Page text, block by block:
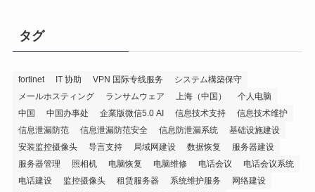
タグ
fortinet IT 协助 VPN 国际专线服务
システム構築保守
メールホスティング
ランサムウェア 上海（中国）
个人电脑
中国
中国办事处 企業版微信5.0 AI 信息技术支持
信息技术维护
信息泄漏防范
信息泄漏防范安全 信息防泄漏系统
基础设施建设
安装监控摄像头
导言支持 局域网建设 数据恢复
服务器建设
服务器管理
照相机 电脑恢复 电脑维修 电话会议
电话会议系统
电话建设
监控摄像头 租赁服务器 系统维护服务
网络建设